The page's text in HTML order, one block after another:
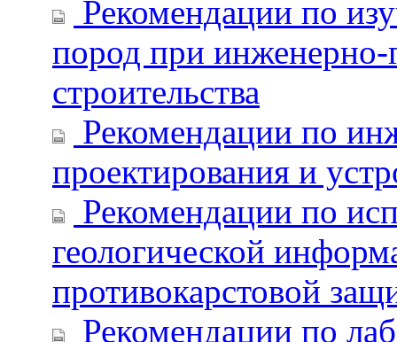
Рекомендации по
пород при инженерно-
строительства
Рекомендации по
проектирования и
Рекомендации по
геологической
противокарстовой
Рекомендации по